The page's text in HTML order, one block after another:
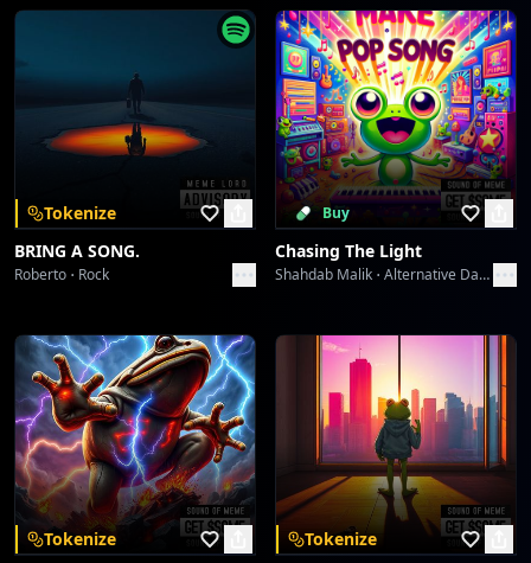
Tokenize
BRING A SONG.
Roberto Rock
Buy
Chasing The Light
Shahdab Malik Alternative Dance
Tokenize
Tokenize